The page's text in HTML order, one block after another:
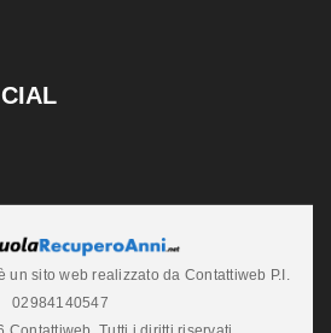
un sito web realizzato da Contattiweb P.I.
02984140547